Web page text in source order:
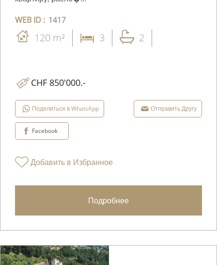
WEB ID : 1417
120 m² 3 2
CHF 850'000.-
Поделиться в WhatsApp Отправить Другу
Facebook
Добавить в Избранное
Подробнее